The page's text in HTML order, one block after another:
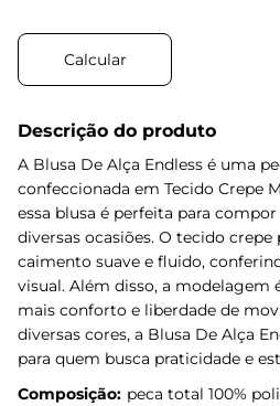
Descrição do produto
A Blusa De Alça Endless é uma
confeccionada em Tecido Crepe
essa blusa é perfeita para
diversas ocasiões. O tecido
caimento suave e fluido,
visual. Além disso, a modelagem
mais conforto e liberdade de
diversas cores, a Blusa De Alça
para quem busca praticidade e
Composição: peca total 100%